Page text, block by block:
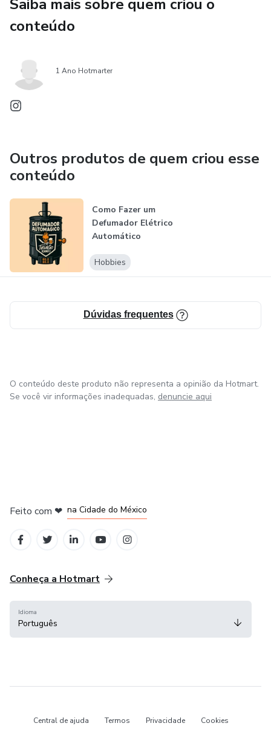
Saiba mais sobre quem criou o
conteúdo
1 Ano Hotmarter
Outros produtos de quem criou esse
conteúdo
Como Fazer um
Defumador Elétrico
Automático
Hobbies
Dúvidas frequentes
O conteúdo deste produto não representa a opinião da Hotmart.
Se você vir informações inadequadas, denuncie aqui
Feito com ❤ na Cidade do México
Conheça a Hotmart
Idioma
Português
Central de ajuda Termos Privacidade Cookies